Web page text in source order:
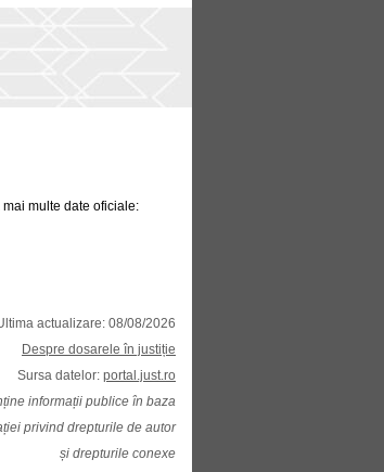
mai multe date oficiale:
actualizare: 08/08/2026
Despre dosarele în justiție
Sursa datelor: portal.just.ro
informații publice în baza
privind drepturile de autor
și drepturile conexe